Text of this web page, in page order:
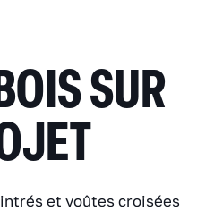
SUR
et voûtes croisées